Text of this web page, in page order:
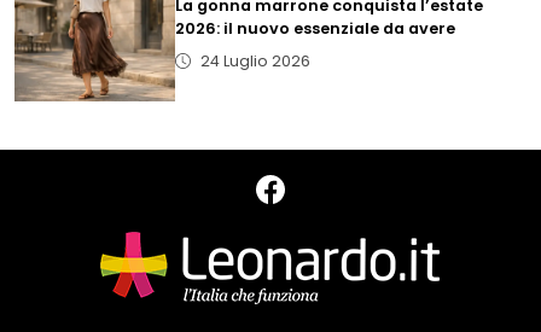
La gonna marrone conquista l’estate
2026: il nuovo essenziale da avere
24 Luglio 2026